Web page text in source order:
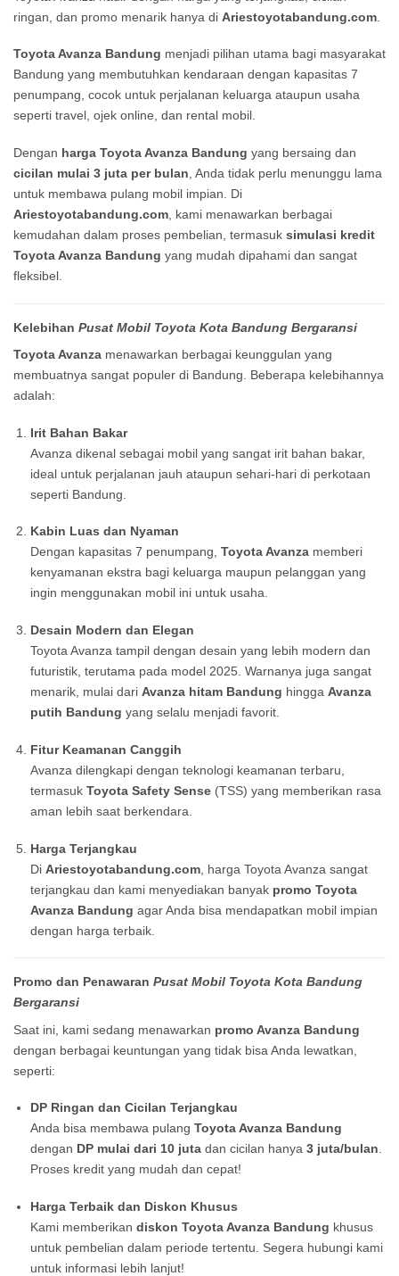
ringan, dan promo menarik hanya di Ariestoyotabandung.com
Toyota Avanza Bandung menjadi pilihan utama bagi masyarakat
Bandung yang membutuhkan kendaraan dengan kapasitas 7
penumpang, cocok untuk perjalanan keluarga ataupun usaha
seperti travel, ojek online, dan rental mobil.
Dengan harga Toyota Avanza Bandung yang bersaing dan
cicilan mulai 3 juta per bulan , Anda tidak perlu menunggu lama
untuk membawa pulang mobil impian. Di
Ariestoyotabandung.com , kami menawarkan berbagai
kemudahan dalam proses pembelian, termasuk simulasi kredit
Toyota Avanza Bandung yang mudah dipahami dan sangat
fleksibel.
Kelebihan Pusat Mobil Toyota Kota Bandung Bergaransi
Toyota Avanza menawarkan berbagai keunggulan yang
membuatnya sangat populer di Bandung. Beberapa kelebihannya
adalah:
Irit Bahan Bakar
Avanza dikenal sebagai mobil yang sangat irit bahan bakar,
ideal untuk perjalanan jauh ataupun sehari-hari di perkotaan
seperti Bandung.
Kabin Luas dan Nyaman
Dengan kapasitas 7 penumpang, Toyota Avanzamemberi
kenyamanan ekstra bagi keluarga maupun pelanggan yang
ingin menggunakan mobil ini untuk usaha.
Desain Modern dan Elegan
Toyota Avanza tampil dengan desain yang lebih modern dan
futuristik, terutama pada model 2025. Warnanya juga sangat
menarik, mulai dari Avanza hitam Bandung hingga Avanza
putih Bandung yang selalu menjadi favorit.
Fitur Keamanan Canggih
Avanza dilengkapi dengan teknologi keamanan terbaru,
termasuk Toyota Safety Sense(TSS) yang memberikan rasa
aman lebih saat berkendara.
Harga Terjangkau
Di Ariestoyotabandung.com, harga Toyota Avanza sangat
terjangkau dan kami menyediakan banyak promo Toyota
Avanza Bandung agar Anda bisa mendapatkan mobil impian
dengan harga terbaik.
Promo dan Penawaran Pusat Mobil Toyota Kota Bandung
Bergaransi
Saat ini, kami sedang menawarkan promo Avanza Bandung
dengan berbagai keuntungan yang tidak bisa Anda lewatkan,
seperti:
DP Ringan dan Cicilan Terjangkau
Anda bisa membawa pulang Toyota Avanza Bandung
dengan DP mulai dari 10 jutadan cicilan hanya 3 juta/bulan.
Proses kredit yang mudah dan cepat!
Harga Terbaik dan Diskon Khusus
Kami memberikan diskon Toyota Avanza Bandung khusus
untuk pembelian dalam periode tertentu. Segera hubungi kami
untuk informasi lebih lanjut!